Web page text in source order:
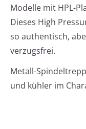
Modelle mit HPL-
Dieses High
so authentisch,
verzugsfrei.
Metall-
und kühler im